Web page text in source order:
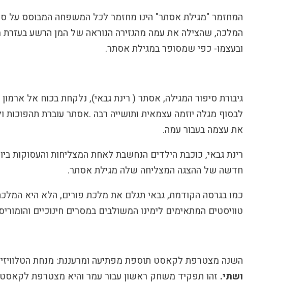
המחזמר "מגילת אסתר" הינו מחזמר לכל המשפחה המבוסס על
המלכה, שהצילה את עמה מהגזירה הנוראה של המן הרשע בעזרת
ובעצמו- כפי שמסופר במגילת אסתר.
גיבורת סיפור המגילה, אסתר ( רינת גבאי), נלקחת בכוח אל
לבסוף מגלה יוזמה עצמאית ותושייה רבה .אסתר עוברת תהפוכות
את עצמה בעבור עמה.
רינת גבאי, כוכבת הילדים הנחשבת לאחת המצליחות והעסוקות
חדשה של ההצגה המצליחה שלה מגילת אסתר.
כמו בגרסה הקודמת, גבאי תגלם את מלכת פורים, הלא היא
טוויסטים המתאימים לימינו המשולבים במסרים חינוכיים
השנה מצטרפת לקאסט תוספת מפתיעה ומרעננת: מנחת
ושתי. זהו תפקיד משחק ראשון עבור עמר והיא מצטרפת